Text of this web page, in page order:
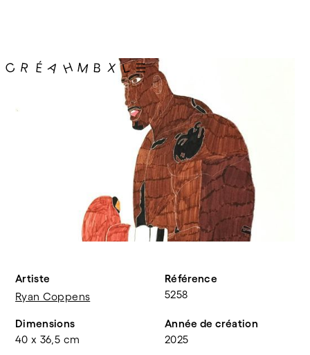
Artiste
Ryan Coppens
Référence
5258
Dimensions
40 x 36,5 cm
Année de création
2025